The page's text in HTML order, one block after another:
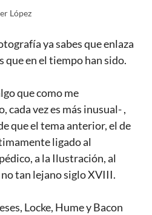
López
ya sabes que enlaza
que en el tiempo han sido.
que como me
cada vez es más inusual- ,
que el tema anterior, el de
ligado al
a la Ilustración, al
no tan lejano siglo XVIII.
Locke, Hume y Bacon